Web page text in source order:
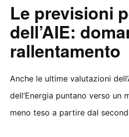
Le previsioni
dell’AIE:
rallentamento
Anche le ultime valutazioni
dell’Energia puntano verso un
meno teso a partire dal